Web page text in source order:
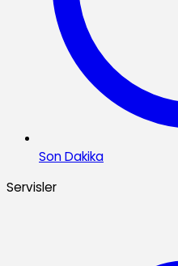
Son Dakika
Servisler